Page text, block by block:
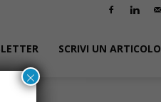
SCRIVI UN ARTICOLO
×